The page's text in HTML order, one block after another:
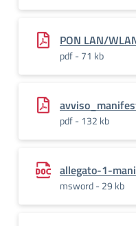
PON LAN/
pdf - 71 kb
pdf - 132 kb
allegato-1-
msword - 29 kb